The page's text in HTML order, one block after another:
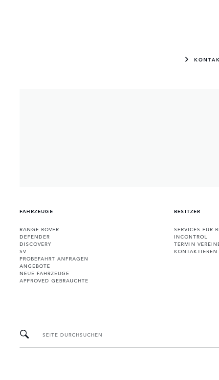
FAHRZEUGE
RANGE ROVER
DEFENDER
DISCOVERY
SV
PROBEFAHRT ANFRAGEN
ANGEBOTE
NEUE FAHRZEUGE
APPROVED GEBRAUCHTE
BESITZER
SERVICES FÜR
INCONTROL
TERMIN
SEITE DURCHSUCHEN